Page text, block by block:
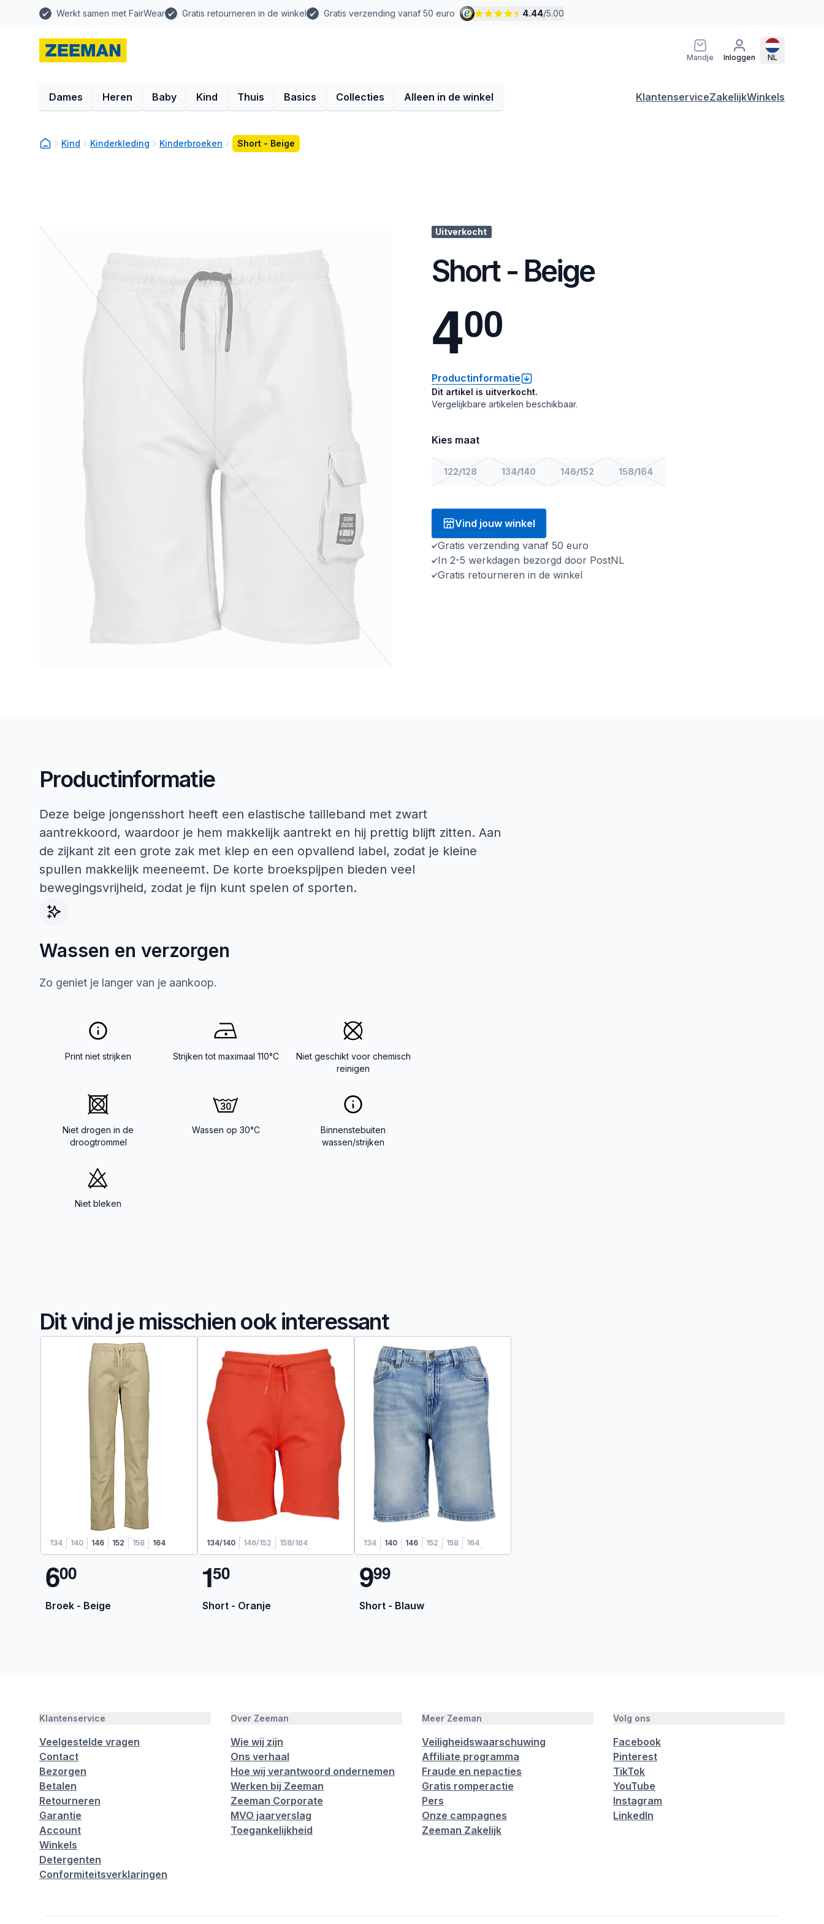
Werkt samen met FairWear Gratis retourneren in de winkel Gratis verzending vanaf 50 euro 4.44/5.00
Mandje Inloggen NL
Dames Heren Baby Kind Thuis Basics Collecties Alleen in de winkel KlantenserviceZakelijkWinkels
Kind Kinderkleding Kinderbroeken Short - Beige
Uitverkocht
Short - Beige
400
Productinformatie
Dit artikel is uitverkocht.
Vergelijkbare artikelen beschikbaar.
Kies maat
122/128 134/140 146/152 158/164
Vind jouw winkel
Gratis verzending vanaf 50 euro
In 2-5 werkdagen bezorgd door PostNL
Gratis retourneren in de winkel
Productinformatie
Deze beige jongensshort heeft een elastische tailleband met zwart
aantrekkoord, waardoor je hem makkelijk aantrekt en hij prettig blijft zitten. Aan
de zijkant zit een grote zak met klep en een opvallend label, zodat je kleine
spullen makkelijk meeneemt. De korte broekspijpen bieden veel
bewegingsvrijheid, zodat je fijn kunt spelen of sporten.
Wassen en verzorgen
Zo geniet je langer van je aankoop.
Print niet strijken Strijken tot maximaal 110°C
Niet geschikt voor chemisch
reinigen
Niet drogen in de
droogtrommel
Wassen op 30°C
Binnenstebuiten
wassen/strijken
Niet bleken
Dit vind je misschien ook interessant
134 140 146 152 158 164
600
Broek - Beige
134/140 146/152 158/164
150
Short - Oranje
134 140 146 152 158 164
999
Short - Blauw
Klantenservice
Veelgestelde vragen
Contact
Bezorgen
Betalen
Retourneren
Garantie
Account
Winkels
Detergenten
Conformiteitsverklaringen
Over Zeeman
Wie wij zijn
Ons verhaal
Hoe wij verantwoord ondernemen
Werken bij Zeeman
Zeeman Corporate
MVO jaarverslag
Toegankelijkheid
Meer Zeeman
Veiligheidswaarschuwing
Affiliate programma
Fraude en nepacties
Gratis romperactie
Pers
Onze campagnes
Zeeman Zakelijk
Volg ons
Facebook
Pinterest
TikTok
YouTube
Instagram
LinkedIn